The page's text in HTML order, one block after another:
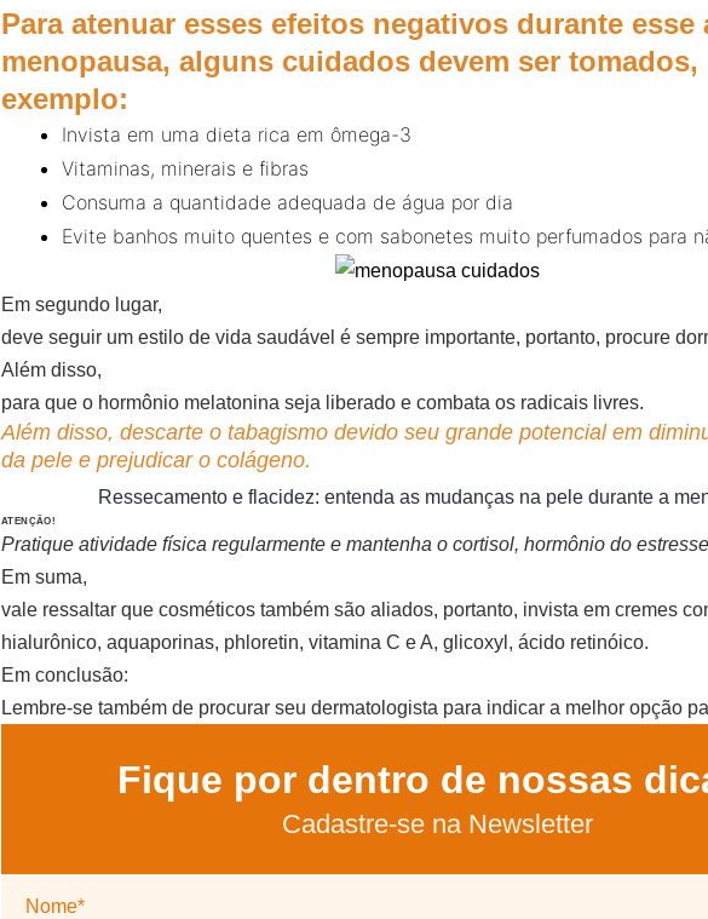
Para atenuar esses efeitos negativos durante esse
menopausa, alguns cuidados devem ser tomados,
exemplo:
Invista em uma dieta rica em ômega-3
Vitaminas, minerais e fibras
Consuma a quantidade adequada de água por dia
Evite banhos muito quentes e com sabonetes muito perfumados para
Em segundo lugar,
deve seguir um estilo de vida saudável é sempre importante, portanto, procure
Além disso,
para que o hormônio melatonina seja liberado e combata os radicais livres.
Além disso, descarte o tabagismo devido seu grande potencial em
da pele e prejudicar o colágeno.
Ressecamento e flacidez: entenda as mudanças na pele durante a
ATENÇÃO!
Pratique atividade física regularmente e mantenha o cortisol, hormônio do
Em suma,
vale ressaltar que cosméticos também são aliados, portanto, invista em cremes
hialurônico, aquaporinas, phloretin, vitamina C e A, glicoxyl, ácido retinóico.
Em conclusão:
Lembre-se também de procurar seu dermatologista para indicar a melhor opção
Fique por dentro de nossas
Cadastre-se na Newsletter
Nome*